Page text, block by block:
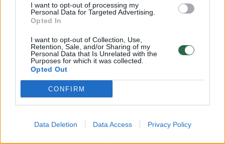
I want to opt-out of processing my
Personal Data for Targeted Advertising.
Opted In
I want to opt-out of Collection, Use,
Retention, Sale, and/or Sharing of my
Personal Data that Is Unrelated with the
Purposes for which it was collected.
Opted Out
CONFIRM
Data Deletion Data Access Privacy Policy
gelbėtojų. Žmonėms visada norisi, kad
ateityje gyvenimas pagerėtų.
Norite skaityti toliau?
Prisijunkite prie mūsų bendruomenės ir tapkite
prenumeratoriumi